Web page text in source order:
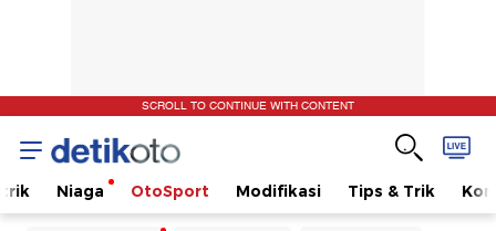
SCROLL TO CONTINUE WITH CONTENT
Niaga OtoSport Modifikasi Tips & Trik